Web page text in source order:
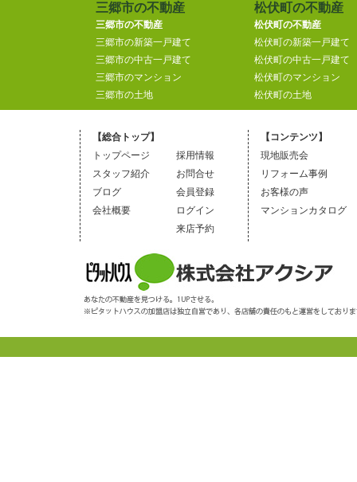
三郷市の不動産
三郷市の不動産
三郷市の新築一戸建て
三郷市の中古一戸建て
三郷市のマンション
三郷市の土地
松伏町の不動産
松伏町の不動産
松伏町の新築一戸建て
松伏町の中古一戸建て
松伏町のマンション
松伏町の土地
【総合トップ】
トップページ
スタッフ紹介
ブログ
会社概要
採用情報
お問合せ
会員登録
ログイン
来店予約
【コンテンツ】
現地販売会
リフォーム事例
お客様の声
マンションカタログ